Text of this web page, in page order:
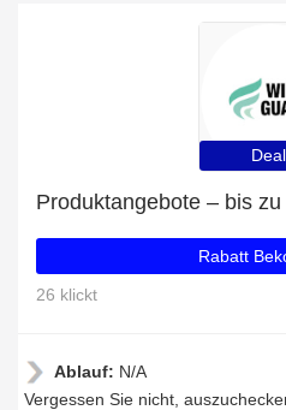
Deal
Rabatt
26 klickt
Ablauf: N/A
Vergessen Sie nicht,